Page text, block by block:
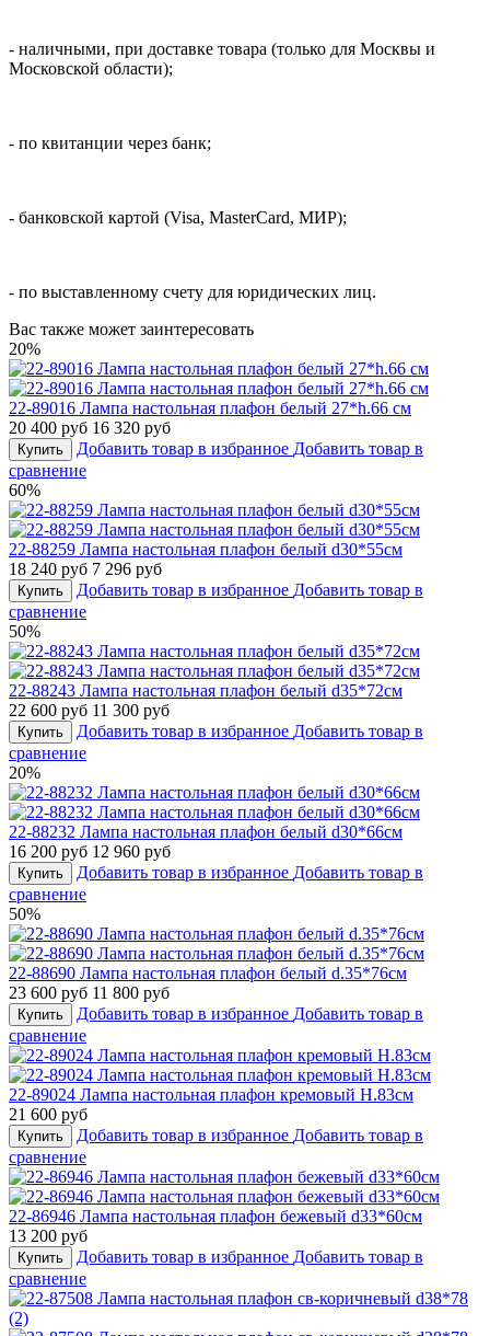
- наличными, при доставке товара (только для Москвы и
Московской области);
- по квитанции через банк;
- банковской картой (Visa, MasterCard, МИР);
- по выставленному счету для юридических лиц.
Вас также может заинтересовать
20%
22-89016 Лампа настольная плафон белый 27*h.66 см
20 400 руб 16 320 руб
Купить Добавить товар в избранное Добавить товар в
сравнение
60%
22-88259 Лампа настольная плафон белый d30*55см
18 240 руб 7 296 руб
Купить Добавить товар в избранное Добавить товар в
сравнение
50%
22-88243 Лампа настольная плафон белый d35*72см
22 600 руб 11 300 руб
Купить Добавить товар в избранное Добавить товар в
сравнение
20%
22-88232 Лампа настольная плафон белый d30*66см
16 200 руб 12 960 руб
Купить Добавить товар в избранное Добавить товар в
сравнение
50%
22-88690 Лампа настольная плафон белый d.35*76см
23 600 руб 11 800 руб
Купить Добавить товар в избранное Добавить товар в
сравнение
22-89024 Лампа настольная плафон кремовый Н.83см
21 600 руб
Купить Добавить товар в избранное Добавить товар в
сравнение
22-86946 Лампа настольная плафон бежевый d33*60см
13 200 руб
Купить Добавить товар в избранное Добавить товар в
сравнение